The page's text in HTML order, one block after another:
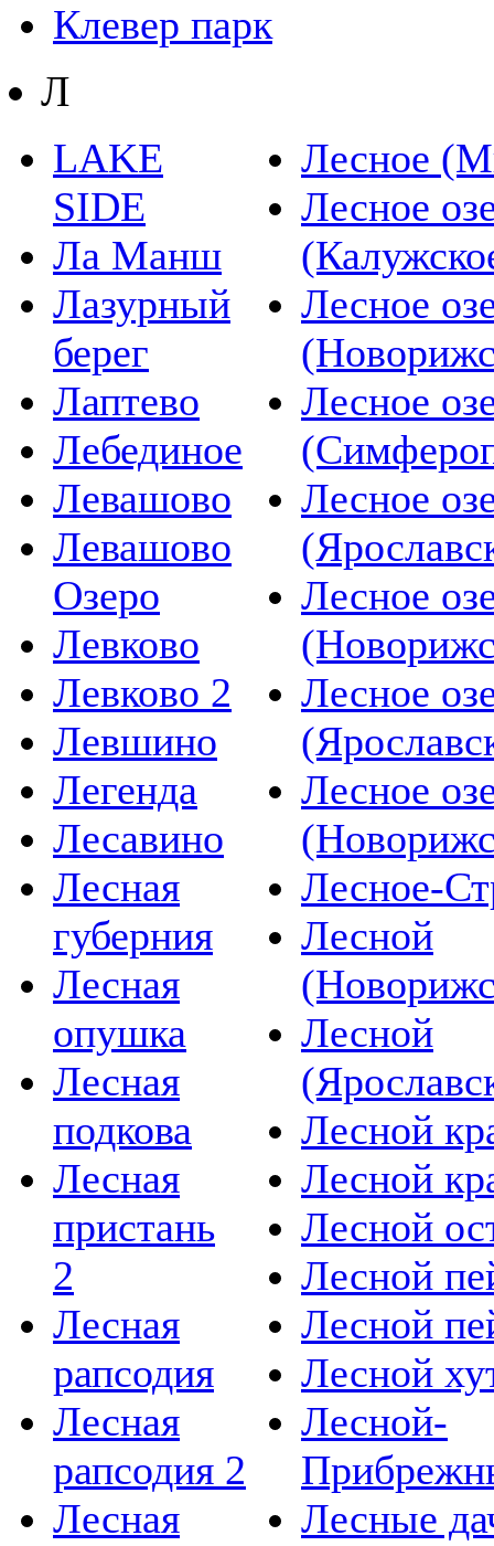
Клевер парк
Л
LAKE
SIDE
Ла Манш
Лазурный
берег
Лаптево
Лебединое
Левашово
Левашово
Озеро
Левково
Левково 2
Левшино
Легенда
Лесавино
Лесная
губерния
Лесная
опушка
Лесная
подкова
Лесная
пристань
2
Лесная
рапсодия
Лесная
рапсодия 2
Лесная
Лесное
Лесное
Лесное
Лесное
Лесное
Лесное
Лесное
Лесное
Лесное-
Лесной
Лесной
Лесной
Лесной
Лесной
Лесной
Лесной
Лесной
Лесной-
Лесные